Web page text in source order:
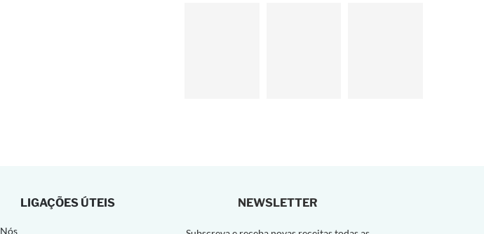
LIGAÇÕES ÚTEIS NEWSLETTER